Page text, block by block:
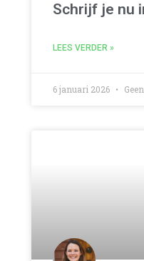
Schrijf je nu
LEES VERDER »
6 januari 2026